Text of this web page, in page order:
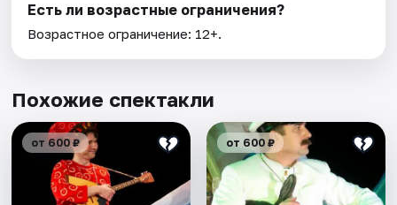
Есть ли возрастные ограничения?
Возрастное ограничение: 12+.
Похожие спектакли
от 600 ₽ от 600 ₽